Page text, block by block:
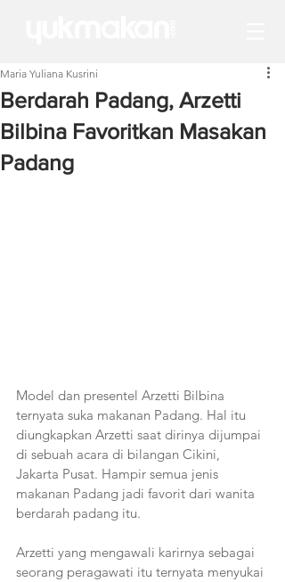
Berdarah Padang, Arzetti
Bilbina Favoritkan Masakan
Padang
Maria Yuliana Kusrini
Model dan presentel Arzetti Bilbina
ternyata suka makanan Padang. Hal itu
diungkapkan Arzetti saat dirinya dijumpai
di sebuah acara di bilangan Cikini,
Jakarta Pusat. Hampir semua jenis
makanan Padang jadi favorit dari wanita
berdarah padang itu.
Arzetti yang mengawali karirnya sebagai
seorang peragawati itu ternyata menyukai